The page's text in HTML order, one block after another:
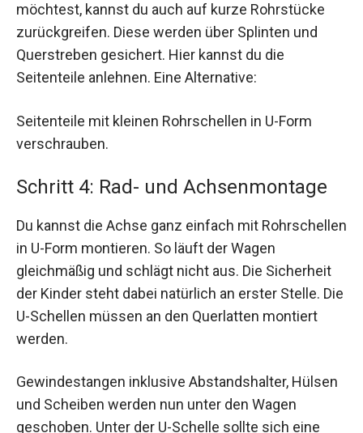
möchtest, kannst du auch auf kurze Rohrstücke
zurückgreifen. Diese werden über Splinten und
Querstreben gesichert. Hier kannst du die
Seitenteile anlehnen. Eine Alternative:
Seitenteile mit kleinen Rohrschellen in U-Form
verschrauben.
Schritt 4: Rad- und Achsenmontage
Du kannst die Achse ganz einfach mit Rohrschellen
in U-Form montieren. So läuft der Wagen
gleichmäßig und schlägt nicht aus. Die Sicherheit
der Kinder steht dabei natürlich an erster Stelle. Die
U-Schellen müssen an den Querlatten montiert
werden.
Gewindestangen inklusive Abstandshalter, Hülsen
und Scheiben werden nun unter den Wagen
geschoben. Unter der U-Schelle sollte sich eine